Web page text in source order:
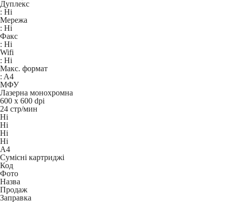
Дуплекс
: Ні
Мережа
: Ні
Факс
: Ні
Wifi
: Ні
Макс. формат
: A4
МФУ
Лазерна монохромна
600 x 600 dpi
24 стр/мин
Ні
Ні
Ні
Ні
A4
Сумісні картриджі
Код
Фото
Назва
Продаж
Заправка